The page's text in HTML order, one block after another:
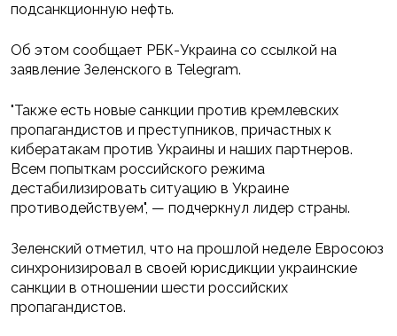
подсанкционную нефть.
Об этом сообщает РБК-Украина со ссылкой на
заявление Зеленского в Telegram.
"Также есть новые санкции против кремлевских
пропагандистов и преступников, причастных к
кибератакам против Украины и наших партнеров.
Всем попыткам российского режима
дестабилизировать ситуацию в Украине
противодействуем", — подчеркнул лидер страны.
Зеленский отметил, что на прошлой неделе Евросоюз
синхронизировал в своей юрисдикции украинские
санкции в отношении шести российских
пропагандистов.